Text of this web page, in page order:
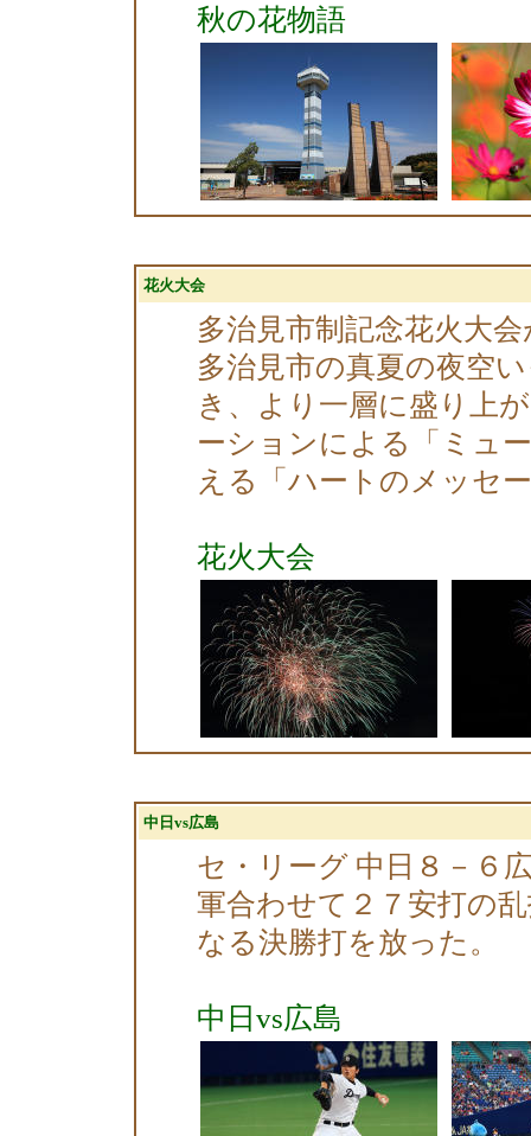
秋の花物語
花火大会
多治見市制記念花火大
多治見市の真夏の夜空
き、より一層に盛り上
ーションによる「ミュ
える「ハートのメッセ
花火大会
中日vs広島
セ・リーグ 中日８－６
軍合わせて２７安打の
なる決勝打を放った。
中日vs広島